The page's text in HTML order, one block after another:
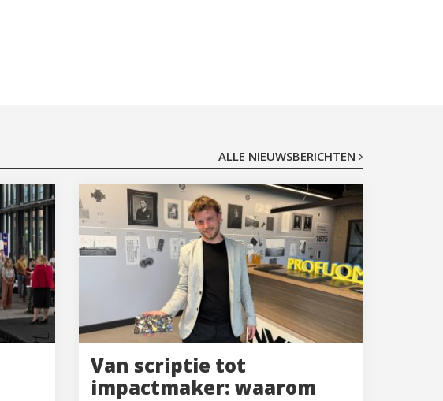
ALLE NIEUWSBERICHTEN
Van scriptie tot
impactmaker: waarom